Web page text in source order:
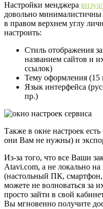
Настройки менджера
довольно минималистичны
в правом верхнем углу
настроить:
Стиль отображения
названием сайтов и
ссылок)
Тему оформления (15
Язык интерфейса
пр.)
Также в окне настроек
они Вам не нужны) и
Из-за того, что все Ваши
Atavi.com, а не локально
(настольный ПК,
можете не волноваться за
просто зайти в свой
Вы мгновенно получите